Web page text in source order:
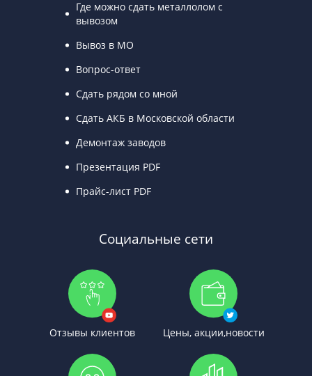
Где можно сдать металлолом с
вывозом
Вывоз в МО
Вопрос-ответ
Сдать рядом со мной
Сдать АКБ в Московской области
Демонтаж заводов
Презентация PDF
Прайс-лист PDF
Социальные сети
Отзывы клиентов Цены, акции,новости